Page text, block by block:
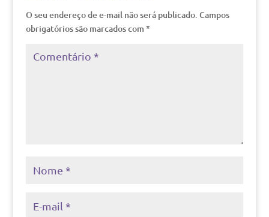
O seu endereço de e-mail não será publicado. Campos
obrigatórios são marcados com *